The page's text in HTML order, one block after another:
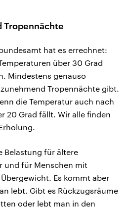
Tropennächte
hat es errechnet:
über 30 Grad
Mindestens genauso
Tropennächte gibt.
die Temperatur auch nach
20 Grad fällt. Wir alle finden
Belastung für ältere
und für Menschen mit
Es kommt aber
lebt. Gibt es Rückzugsräume
oder lebt man in den